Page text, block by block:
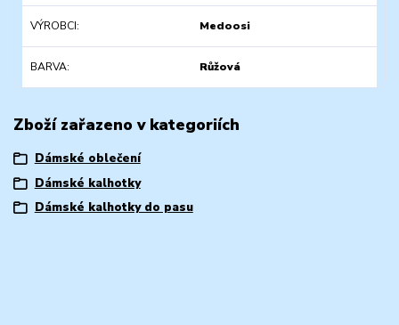
VÝROBCI Medoosi
BARVA Růžová
Zboží zařazeno v kategoriích
Dámské oblečení
Dámské kalhotky
Dámské kalhotky do pasu